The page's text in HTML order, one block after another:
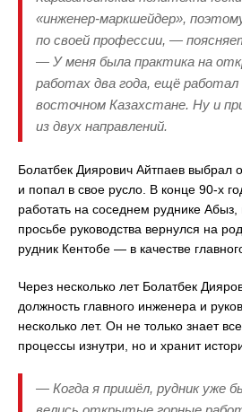
«инженер-маркшейдер»,
по своей профессии, —
— У меня была практика на
работах два года, ещё работал
восточном Казахстане. Ну и
из двух направлений.
Болатбек Диярович Айтпаев выбрал
и попал в свое русло. В конце 90-х
работать на соседнем руднике Абыз,
просьбе руководства вернулся на
рудник Кентобе — в качестве
Через несколько лет Болатбек
должность главного инженера и
несколько лет. Он не только знает
процессы изнутри, но и хранит
— Когда я пришёл, рудник уже